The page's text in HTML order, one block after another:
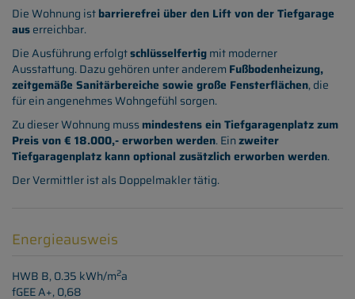
Die Wohnung istbarrierefrei über den Lift von der Tiefgarage
auserreichbar.
Die Ausführung erfolgtschlüsselfertigmit moderner
Ausstattung. Dazu gehören unter anderem Fußbodenheizung,
zeitgemäße Sanitärbereiche sowie große Fensterflächen, die
für ein angenehmes Wohngefühl sorgen.
Zu dieser Wohnung muss mindestens ein Tiefgaragenplatz zum
Preis von € 18.000,- erworben werden. Einzweiter
Tiefgaragenplatz kann optional zusätzlich erworben werden.
Der Vermittler ist als Doppelmakler tätig.
Energieausweis
HWB B, 0.35 kWh/m2a
fGEEA+, 0,68